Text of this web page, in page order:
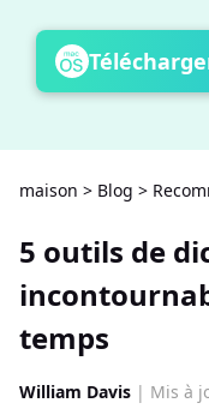
maison > Blog >
5 outils de
temps
William Davis | Mis à